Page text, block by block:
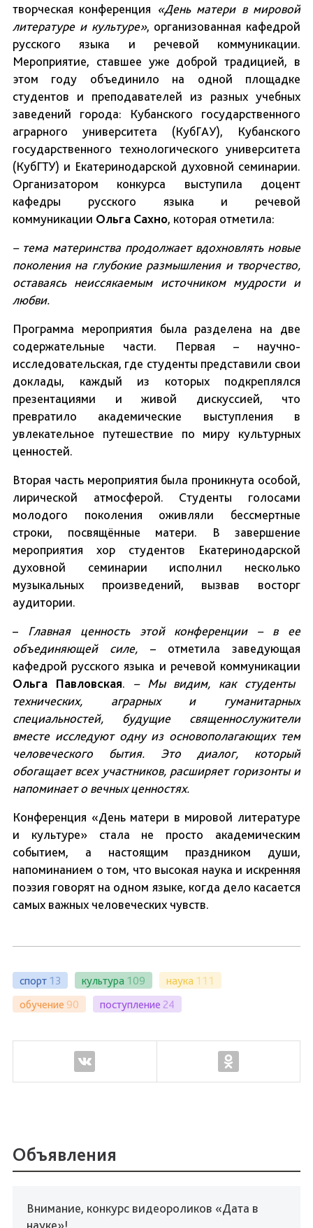
творческая конференция «День матери в мировой
литературе и культуре», организованная кафедрой
русского языка и речевой коммуникации.
Мероприятие, ставшее уже доброй традицией, в
этом году объединило на одной площадке
студентов и преподавателей из разных учебных
заведений города: Кубанского государственного
аграрного университета (КубГАУ), Кубанского
государственного технологического университета
(КубГТУ) и Екатеринодарской духовной семинарии.
Организатором конкурса выступила доцент
кафедры русского языка и речевой
коммуникации Ольга Сахно, которая отметила:
– тема материнства продолжает вдохновлять новые
поколения на глубокие размышления и творчество,
оставаясь неиссякаемым источником мудрости и
любви.
Программа мероприятия была разделена на две
содержательные части. Первая – научно-
исследовательская, где студенты представили свои
доклады, каждый из которых подкреплялся
презентациями и живой дискуссией, что
превратило академические выступления в
увлекательное путешествие по миру культурных
ценностей.
Вторая часть мероприятия была проникнута особой,
лирической атмосферой. Студенты голосами
молодого поколения оживляли бессмертные
строки, посвящённые матери. В завершение
мероприятия хор студентов Екатеринодарской
духовной семинарии исполнил несколько
музыкальных произведений, вызвав восторг
аудитории.
–
Главная ценность этой конференции – в ее
объединяющей силе, – отметила заведующая
кафедрой русского языка и речевой коммуникации
Ольга Павловская. – Мы видим, как студенты
технических, аграрных и гуманитарных
специальностей, будущие священнослужители
вместе исследуют одну из основополагающих тем
человеческого бытия. Это диалог, который
обогащает всех участников, расширяет горизонты и
напоминает о вечных ценностях.
Конференция «День матери в мировой литературе
и культуре» стала не просто академическим
событием, а настоящим праздником души,
напоминанием о том, что высокая наука и искренняя
поэзия говорят на одном языке, когда дело касается
самых важных человеческих чувств.
спорт 13 культура 109 наука 111
обучение 90 поступление 24
Объявления
Внимание, конкурс видеороликов «Дата в
науке»!